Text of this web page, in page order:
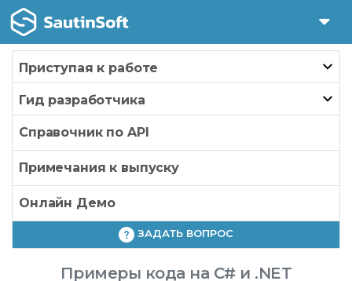
Приступая к работе
Гид разработчика
Справочник по API
Примечания к выпуску
Онлайн Демо
ЗАДАТЬ ВОПРОС
Примеры кода на C# и .NET